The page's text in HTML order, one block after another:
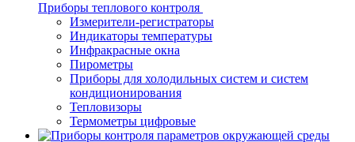
Приборы теплового контроля
Измерители-регистраторы
Индикаторы температуры
Инфракрасные окна
Пирометры
Приборы для холодильных систем и систем
кондиционирования
Тепловизоры
Термометры цифровые